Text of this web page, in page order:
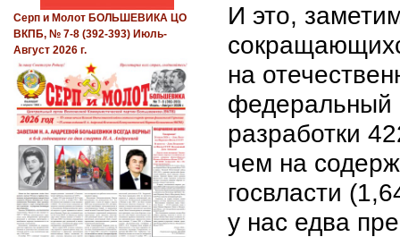
И это,
на
федеральный
разработки
чем на
госвласти
у нас едва
Серп и Молот БОЛЬШЕВИКА ЦО
ВКПБ, № 7-8 (392-393) Июль-
Август 2026 г.